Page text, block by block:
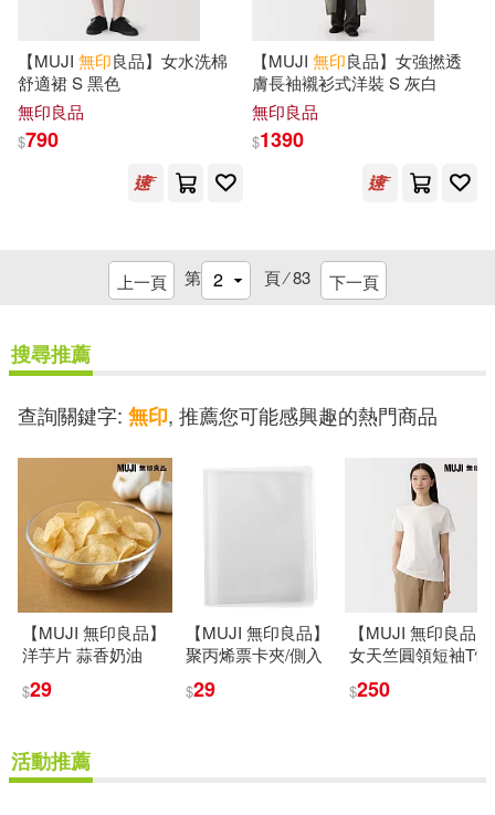
【MUJI 無印良品】女水洗棉
舒適裙 S 黑色
無印良品
$790
【MUJI 無印良品】女強撚透
膚長袖襯衫式洋裝 S 灰白
無印良品
$1390
上一頁 第 頁 ⁄83 下一頁
搜尋推薦
查詢關鍵字: 無印, 推薦您可能感興趣的熱門商品
【MUJI 無印良品】
洋芋片 蒜香奶油
$29
【MUJI 無印良品】
聚丙烯票卡夾/側入
透明
$29
【MUJI 無印良品】
女天竺圓領短袖T恤
$250
活動推薦